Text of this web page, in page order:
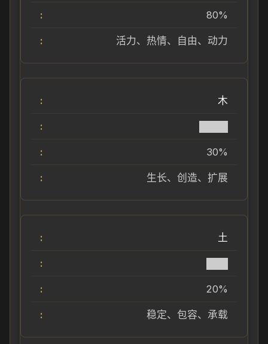
80%
活力、热情、自由、动力
木
30%
生长、创造、扩展
土
20%
稳定、包容、承载